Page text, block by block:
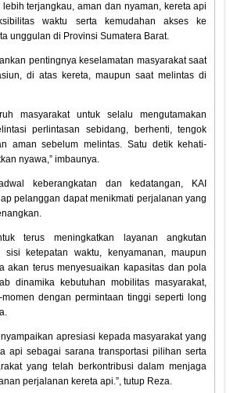
terjangkau, aman dan nyaman, kereta api
waktu serta kemudahan akses ke
unggulan di Provinsi Sumatera Barat.
pentingnya keselamatan masyarakat saat
di atas kereta, maupun saat melintas di
masyarakat untuk selalu mengutamakan
perlintasan sebidang, berhenti, tengok
aman sebelum melintas. Satu detik kehati-
nyawa,” imbaunya.
keberangkatan dan kedatangan, KAI
pelanggan dapat menikmati perjalanan yang
terus meningkatkan layanan angkutan
ketepatan waktu, kenyamanan, maupun
akan terus menyesuaikan kapasitas dan pola
dinamika kebutuhan mobilitas masyarakat,
dengan permintaan tinggi seperti long
apresiasi kepada masyarakat yang
api sebagai sarana transportasi pilihan serta
yang telah berkontribusi dalam menjaga
perjalanan kereta api.”, tutup Reza.